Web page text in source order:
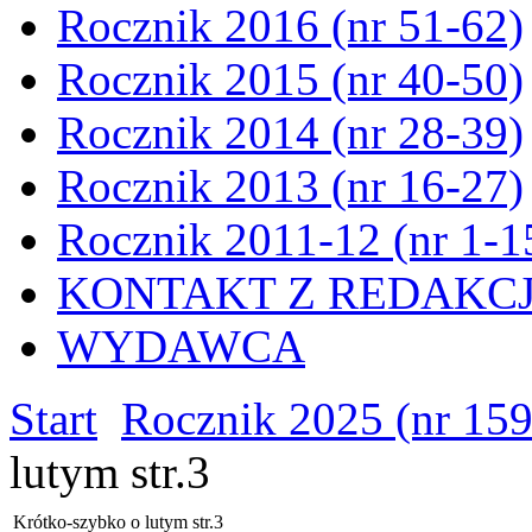
Rocznik 2016 (nr 51-62)
Rocznik 2015 (nr 40-50)
Rocznik 2014 (nr 28-39)
Rocznik 2013 (nr 16-27)
Rocznik 2011-12 (nr 1-
KONTAKT Z
WYDAWCA
Start Rocznik 2025 (nr
lutym str.3
Krótko-szybko o lutym str.3